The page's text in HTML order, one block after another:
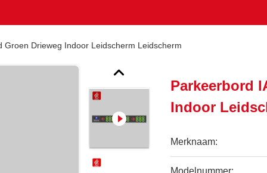
Groen Drieweg Indoor Leidscherm Leidscherm
Parkeerbord
Indoor
Merknaam:
Modelnummer: